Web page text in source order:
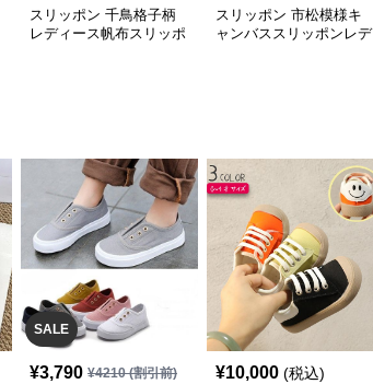
スリッポン 千鳥格子柄
レディース帆布スリッポ
スリッポン 市松模様キ
ャンバススリッポンレデ
SALE
¥3,790 ¥4210(割引前) ¥10,000 (税込)